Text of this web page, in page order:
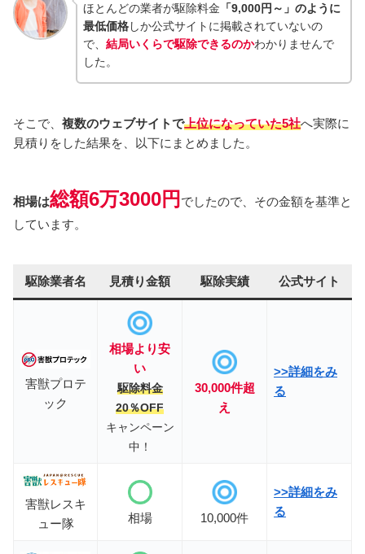
ほとんどの業者が駆除料金 「9,000円～」のように
最低価格しか公式サイトに掲載されていないの
で、 結局いくらで駆除できるのかわかりませんで
した。
そこで、 複数のウェブサイトで上位になっていた5社へ実際に
見積りをした結果を、以下にまとめました。
相場は総額6万3000円 でしたので、その金額を基準と
しています。
駆除業者名 見積り金額 駆除実績 公式サイト
害獣プロテ
ック
相場より安
い
駆除料金
20％OFF
キャンペーン
中！
30,000件超
え
>>詳細をみ
る
害獣レスキ
ュー隊
相場 10,000件
>>詳細をみ
る